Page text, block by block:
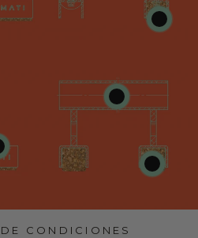
CONDICIONES